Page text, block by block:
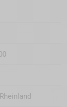
la
lime 35/04